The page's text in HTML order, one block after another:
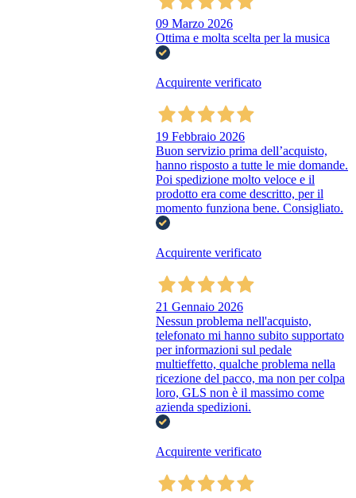
09 Marzo 2026
Ottima e molta scelta per la musica
Acquirente verificato
19 Febbraio 2026
Buon servizio prima dell’acquisto,
hanno risposto a tutte le mie domande.
Poi spedizione molto veloce e il
prodotto era come descritto, per il
momento funziona bene. Consigliato.
Acquirente verificato
21 Gennaio 2026
Nessun problema nell'acquisto,
telefonato mi hanno subito supportato
per informazioni sul pedale
multieffetto, qualche problema nella
ricezione del pacco, ma non per colpa
loro, GLS non è il massimo come
azienda spedizioni.
Acquirente verificato